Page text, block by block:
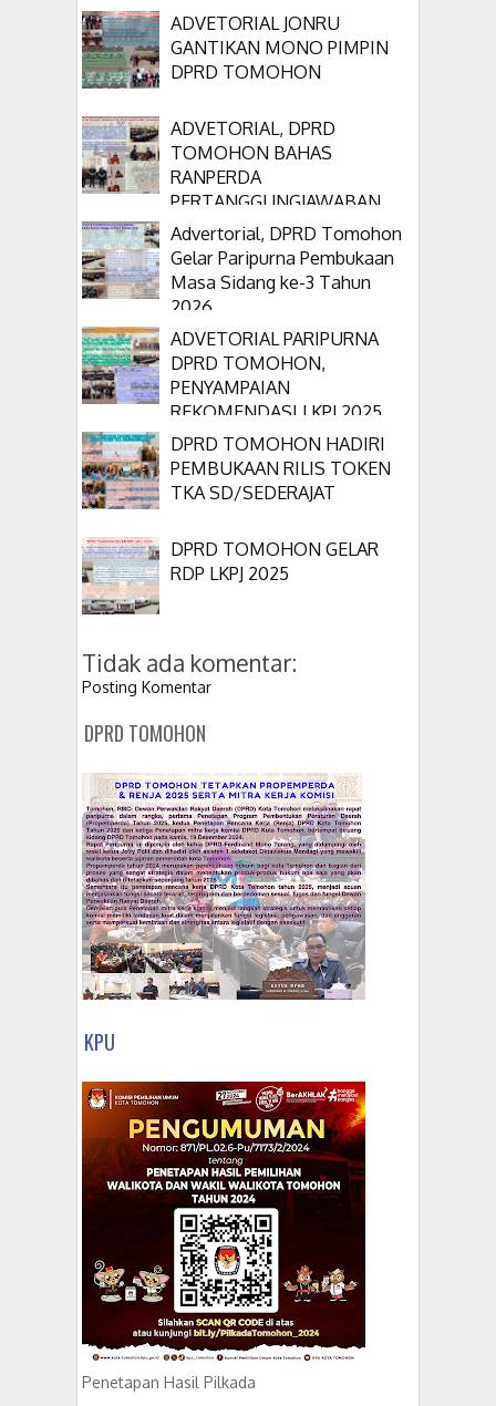
ADVETORIAL JONRU
GANTIKAN MONO PIMPIN
DPRD TOMOHON
ADVETORIAL, DPRD
TOMOHON BAHAS
RANPERDA
PERTANGGUNGJAWABAN
APBD 2025
Advertorial, DPRD Tomohon
Gelar Paripurna Pembukaan
Masa Sidang ke-3 Tahun
2026
ADVETORIAL PARIPURNA
DPRD TOMOHON,
PENYAMPAIAN
REKOMENDASI LKPJ 2025
DPRD TOMOHON HADIRI
PEMBUKAAN RILIS TOKEN
TKA SD/SEDERAJAT
DPRD TOMOHON GELAR
RDP LKPJ 2025
Tidak ada komentar:
Posting Komentar
DPRD TOMOHON
KPU
Penetapan Hasil Pilkada